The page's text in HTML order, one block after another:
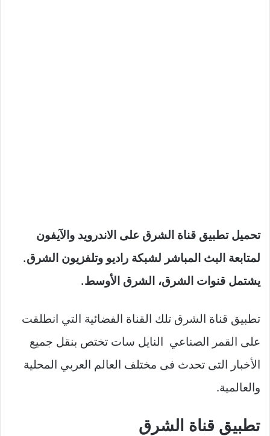
تحميل تطبيق قناة الشرق على الاندرويد والآيفون
لمتابعة البث المباشر لشبكة راديو وتلفزيون الشرق.
يشتمل قنوات الشرق، الشرق الأوسط.
تطبيق قناة الشرق تلك القناة الفضائية التي انطلقت
على القمر الصناعي النايل سات تختص بنقل جميع
الأخبار التى تحدث فى مختلف العالم العربي المحلية
والعالمية.
تطبيق قناة الشرق